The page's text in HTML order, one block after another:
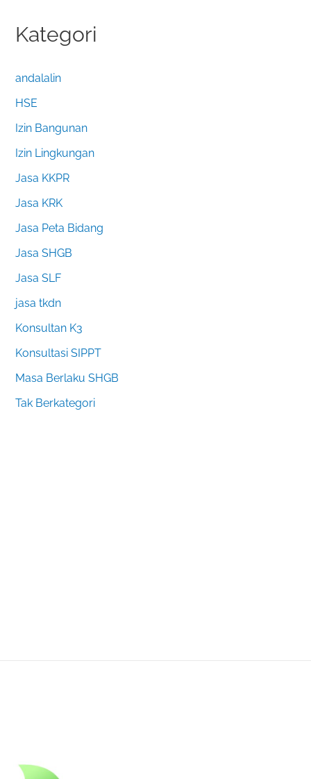
Kategori
andalalin
HSE
Izin Bangunan
Izin Lingkungan
Jasa KKPR
Jasa KRK
Jasa Peta Bidang
Jasa SHGB
Jasa SLF
jasa tkdn
Konsultan K3
Konsultasi SIPPT
Masa Berlaku SHGB
Tak Berkategori